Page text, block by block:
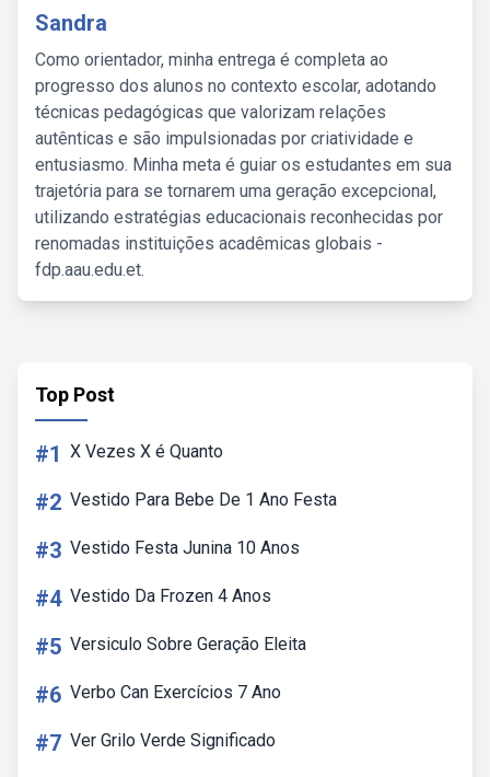
Sandra
Como orientador, minha entrega é completa ao
progresso dos alunos no contexto escolar, adotando
técnicas pedagógicas que valorizam relações
autênticas e são impulsionadas por criatividade e
entusiasmo. Minha meta é guiar os estudantes em sua
trajetória para se tornarem uma geração excepcional,
utilizando estratégias educacionais reconhecidas por
renomadas instituições acadêmicas globais -
fdp.aau.edu.et.
Top Post
#1 X Vezes X é Quanto
#2 Vestido Para Bebe De 1 Ano Festa
#3 Vestido Festa Junina 10 Anos
#4 Vestido Da Frozen 4 Anos
#5 Versiculo Sobre Geração Eleita
#6 Verbo Can Exercícios 7 Ano
#7 Ver Grilo Verde Significado